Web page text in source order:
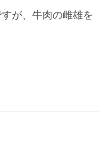
が、牛肉の雌雄を